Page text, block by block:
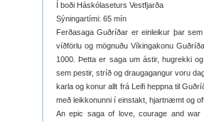
Í boði Háskólaseturs Vestfjarða
Sýningartími: 65 mín
Ferðasaga Guðríðar er einleikur þar
víðförlu og mögnuðu Víkingakonu
1000. Þetta er saga um ástir, hugrekki
sem pestir, stríð og draugagangur voru
karla og konur allt frá Leifi heppna til
með leikkonunni í einstakt, hjartnæmt og
An epic saga of love, courage and war